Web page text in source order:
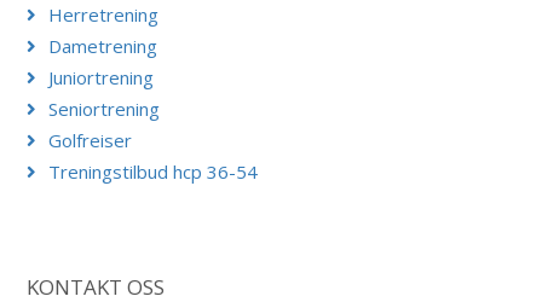
Herretrening
Dametrening
Juniortrening
Seniortrening
Golfreiser
Treningstilbud hcp 36-54
KONTAKT OSS